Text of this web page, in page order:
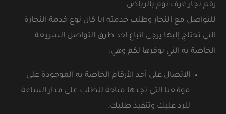
رقم نجار غرف نوم بالرياض
للتواصل مع النجار وطلب خدمته أيا كان نوع خدمة النجارة
التي تحتاج إليها يرجى اتباع احد طرق التواصل السريعة
الخاصة به التي يوفرها لكم وهي:
الاتصال على أحد الأرقام الخاصة به الموجودة على
موقعنا التي تجدها متاحة للطلب على مدار الساعة
للرد عليك وتنفيذ طلبك.